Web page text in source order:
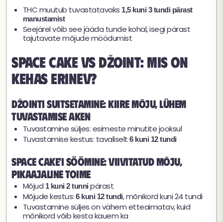
THC muutub tuvastatavaks 1,5 kuni 3 tundi pärast
manustamist
Seejärel võib see jääda tunde kohal, isegi pärast
tajutavate mõjude möödumist
Space cake vs džoint: mis on
kehas erinev?
Džointi suitsetamine: kiire mõju, lühem
tuvastamise aken
Tuvastamine süljes: esimeste minutite jooksul
Tuvastamise kestus: tavaliselt 6 kuni 12 tundi
Space cake'i söömine: viivitatud mõju,
pikaajaline toime
Mõjud 1 kuni 2 tunni pärast
Mõjude kestus: 6 kuni 12 tundi, mõnikord kuni 24 tundi
Tuvastamine süljes on vähem etteaimatav, kuid
mõnikord võib kesta kauem ka